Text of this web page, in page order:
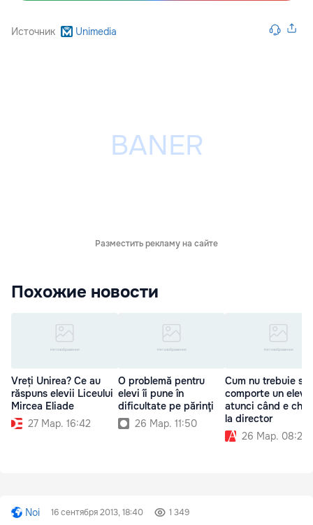
Источник Unimedia
Разместить рекламу на сайте
Похожие новости
Vreți Unirea? Ce au
răspuns elevii Liceului
Mircea Eliade
27 Мар. 16:42
O problemă pentru
elevi îi pune în
dificultate pe părinţi
26 Мар. 11:50
Cum nu trebuie să
comporte un elev
atunci când e
la director
26 Мар. 08:28
Noi 16 сентября 2013, 18:40 1 349